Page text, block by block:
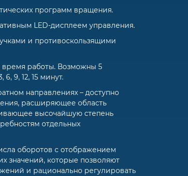
программ вращения.
LED-дисплеем управления.
и противоскользящими
время работы. Возможны 5
9, 12, 15 минут.
направлениях – доступно
расширяющее область
высочайшую степень
отдельных
оборотов с отображением
значений, которые позволяют
и рационально регулировать